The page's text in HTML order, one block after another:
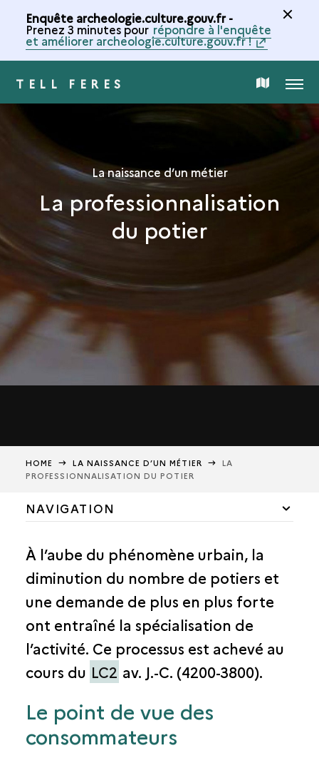
Enquête archeologie.culture.gouv.fr -
Prenez 3 minutes pour répondre à l'enquête
et améliorer archeologie.culture.gouv.fr !
TELL FERES CARTE
COLLECTION
MENU
La naissance d’un métier
La professionnalisation
du potier
HOME LA NAISSANCE D’UN MÉTIER
LA
PROFESSIONNALISATION DU POTIER
NAVIGATION
UNE SOCIÉTÉ TRANSFORMÉE
À l’aube du phénomène urbain, la
diminution du nombre de potiers et
une demande de plus en plus forte
ont entraîné la spécialisation de
l’activité. Ce processus est achevé au
cours du LC2 av. J.-C. (4200-3800).
Le point de vue des
consommateurs